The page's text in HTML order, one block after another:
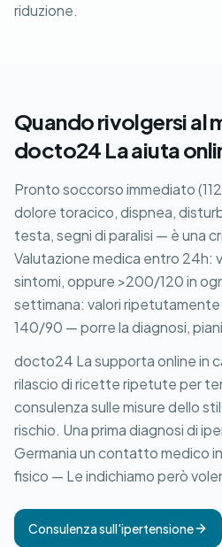
riduzione.
Quando rivolgersi al
docto24 La aiuta
Pronto soccorso immediato
dolore toracico, dispnea,
testa, segni di paralisi — è una
Valutazione medica entro 24h:
sintomi, oppure >200/120 in
settimana: valori
140/90 — porre la diagnosi,
docto24 La supporta online in
rilascio di ricette ripetute per
consulenza sulle misure dello
rischio. Una prima diagnosi di
Germania un contatto medico
fisico — Le indichiamo però
Consulenza sull'ipertensione